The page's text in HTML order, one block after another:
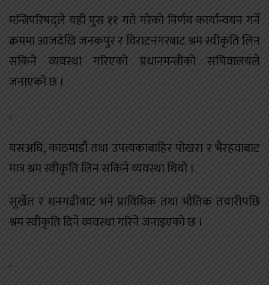
मन्त्रिपरिषद्ले यही पुस ११ गते गरेको निर्णय कार्यान्वयन गर्ने
क्रममा आजदेखि जनकपुर र विराटनगरबाट श्रम स्वीकृति लिन
सकिने व्यवस्था गरिएको प्रधानमन्त्रीको सचिवालयले
जनाएको छ ।
.
यसअघि, काठमाडौं तथा उपत्यकाबाहिर पोखरा र भैरहवाबाट
मात्र श्रम स्वीकृति लिन सकिने व्यवस्था थियो ।
सुर्खेत र धनगढीबाट भने प्राविधिक तथा भौतिक तयारीपछि
श्रम स्वीकृति दिने व्यवस्था गरिने जनाइएको छ ।
.